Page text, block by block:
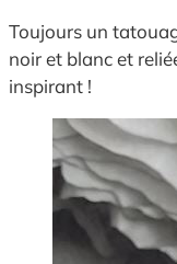
Toujours un
noir et blanc et
inspirant !